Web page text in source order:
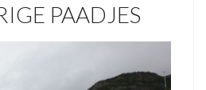
PAADJES